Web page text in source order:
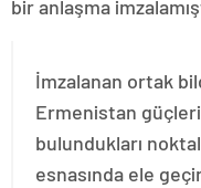
bir anlaşma
İmzalanan ortak
Ermenistan güçleri
bulundukları
esnasında ele